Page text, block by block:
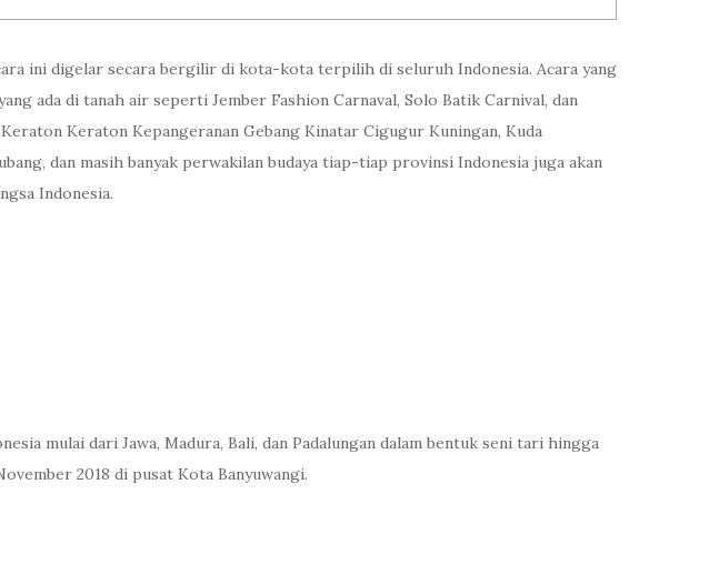
ini digelar secara bergilir di kota-kota terpilih di seluruh Indonesia. Acara yang
ada di tanah air seperti Jember Fashion Carnaval, Solo Batik Carnival, dan
Keraton Kepangeranan Gebang Kinatar Cigugur Kuningan, Kuda
dan masih banyak perwakilan budaya tiap-tiap provinsi Indonesia juga akan
Indonesia.
mulai dari Jawa, Madura, Bali, dan Padalungan dalam bentuk seni tari hingga
2018 di pusat Kota Banyuwangi.